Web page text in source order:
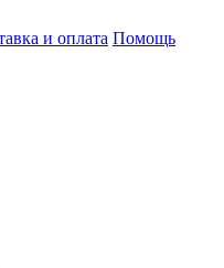
и оплата Помощь